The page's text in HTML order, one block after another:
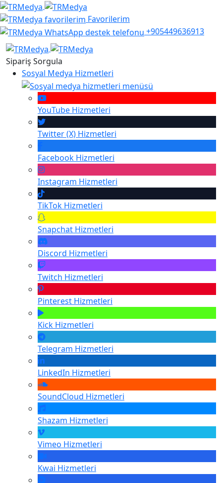
Favorilerim
+905449636913
Sipariş Sorgula
Sosyal Medya Hizmetleri
YouTube Hizmetleri
Twitter (X) Hizmetleri
Facebook Hizmetleri
Instagram Hizmetleri
TikTok Hizmetleri
Snapchat Hizmetleri
Discord Hizmetleri
Twitch Hizmetleri
Pinterest Hizmetleri
Kick Hizmetleri
Telegram Hizmetleri
LinkedIn Hizmetleri
SoundCloud Hizmetleri
Shazam Hizmetleri
Vimeo Hizmetleri
Kwai Hizmetleri